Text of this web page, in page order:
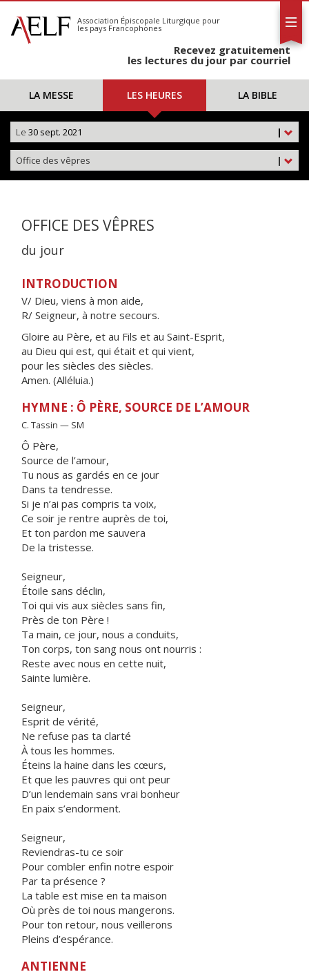
S'abonner
Calendrier
Association Épiscopale Liturgique pour
les pays Francophones
Recevez gratuitement
les lectures du jour par courriel
LA MESSE LES HEURES LA BIBLE
|
Le 30 sept. 2021
|
Office des vêpres
OFFICE DES VÊPRES
du jour
INTRODUCTION
V/ Dieu, viens à mon aide,
R/ Seigneur, à notre secours.
Gloire au Père, et au Fils et au Saint-Esprit,
au Dieu qui est, qui était et qui vient,
pour les siècles des siècles.
Amen. (Alléluia.)
HYMNE : Ô PÈRE, SOURCE DE L’AMOUR
C. Tassin — SM
Ô Père,
Source de l’amour,
Tu nous as gardés en ce jour
Dans ta tendresse.
Si je n’ai pas compris ta voix,
Ce soir je rentre auprès de toi,
Et ton pardon me sauvera
De la tristesse.
Seigneur,
Étoile sans déclin,
Toi qui vis aux siècles sans fin,
Près de ton Père !
Ta main, ce jour, nous a conduits,
Ton corps, ton sang nous ont nourris :
Reste avec nous en cette nuit,
Sainte lumière.
Seigneur,
Esprit de vérité,
Ne refuse pas ta clarté
À tous les hommes.
Éteins la haine dans les cœurs,
Et que les pauvres qui ont peur
D’un lendemain sans vrai bonheur
En paix s’endorment.
Seigneur,
Reviendras-tu ce soir
Pour combler enfin notre espoir
Par ta présence ?
La table est mise en ta maison
Où près de toi nous mangerons.
Pour ton retour, nous veillerons
Pleins d’espérance.
ANTIENNE